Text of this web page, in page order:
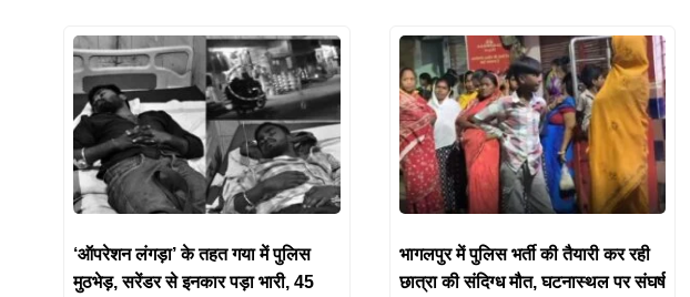
‘ऑपरेशन लंगड़ा’ के तहत गया में पुलिस
मुठभेड़, सरेंडर से इनकार पड़ा भारी, 45
भागलपुर में पुलिस भर्ती की तैयारी कर रही
छात्रा की संदिग्ध मौत, घटनास्थल पर संघर्ष